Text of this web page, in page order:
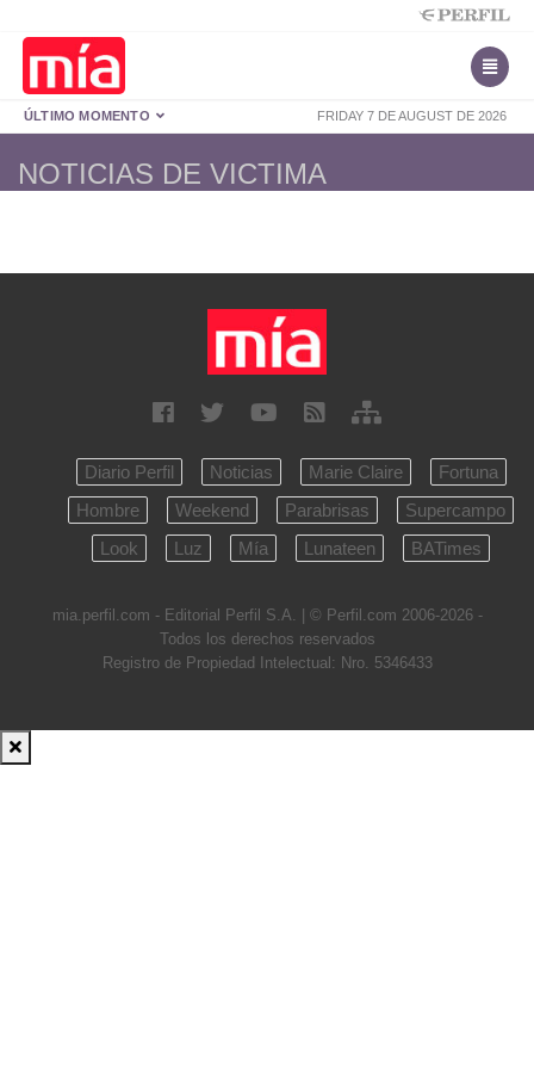
FRIDAY 7 DE AUGUST DE 2026
ÚLTIMO MOMENTO
NOTICIAS DE VICTIMA
Diario Perfil Noticias Marie Claire
Fortuna
Hombre
Weekend Parabrisas
Supercampo
Look
Luz Mía Lunateen BATimes
mia.perfil.com - Editorial Perfil S.A. | © Perfil.com 2006-2026 -
Todos los derechos reservados
Registro de Propiedad Intelectual: Nro. 5346433